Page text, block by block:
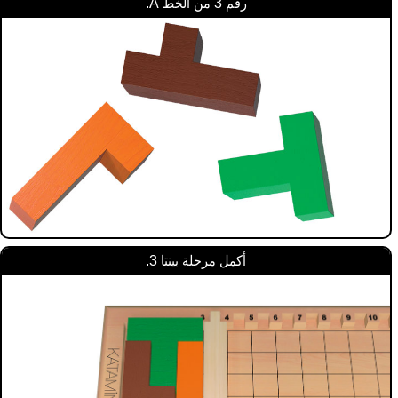
رقم 3 من الخط A.
أكمل مرحلة بينتا 3.